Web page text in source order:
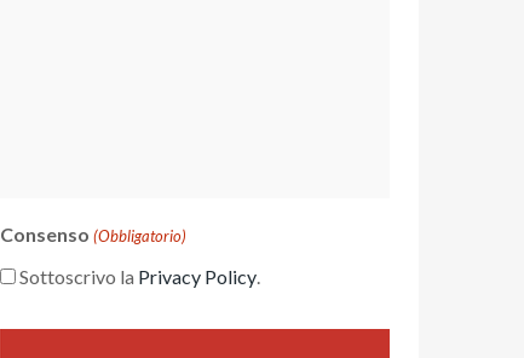
Consenso (Obbligatorio)
Sottoscrivo la Privacy Policy.